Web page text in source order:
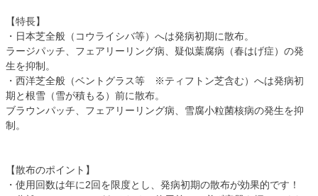
【特長】
・日本芝全般（コウライシバ等）へは発病初期に散布。
ラージパッチ、フェアリーリング病、疑似葉腐病（春はげ症）の発
生を抑制。
・西洋芝全般（ベントグラス等 ※ティフトン芝含む）へは発病初
期と根雪（雪が積もる）前に散布。
ブラウンパッチ、フェアリーリング病、雪腐小粒菌核病の発生を抑
制。
【散布のポイント】
・使用回数は年に2回を限度とし、発病初期の散布が効果的です！